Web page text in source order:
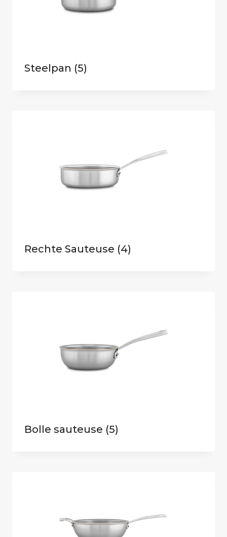
Steelpan (5)
Rechte Sauteuse (4)
Bolle sauteuse (5)